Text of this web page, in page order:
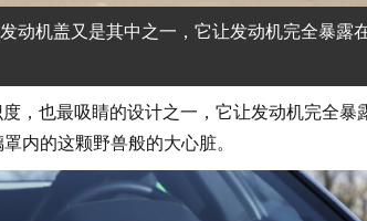
动机盖又是其中之一，它让发动机完全暴露
也最吸睛的设计之一，它让发动机完全暴
内的这颗野兽般的大心脏。